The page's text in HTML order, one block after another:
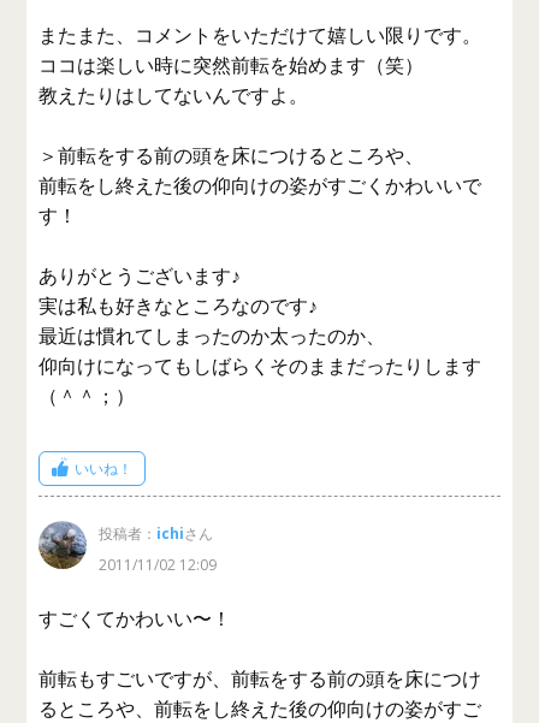
またまた、コメントをいただけて嬉しい限りです。
ココは楽しい時に突然前転を始めます（笑）
教えたりはしてないんですよ。
＞前転をする前の頭を床につけるところや、
前転をし終えた後の仰向けの姿がすごくかわいいで
す！
ありがとうございます♪
実は私も好きなところなのです♪
最近は慣れてしまったのか太ったのか、
仰向けになってもしばらくそのままだったりします
（＾＾；）
いいね！
投稿者： ichiさん
2011/11/02 12:09
すごくてかわいい〜！
前転もすごいですが、前転をする前の頭を床につけ
るところや、前転をし終えた後の仰向けの姿がすご